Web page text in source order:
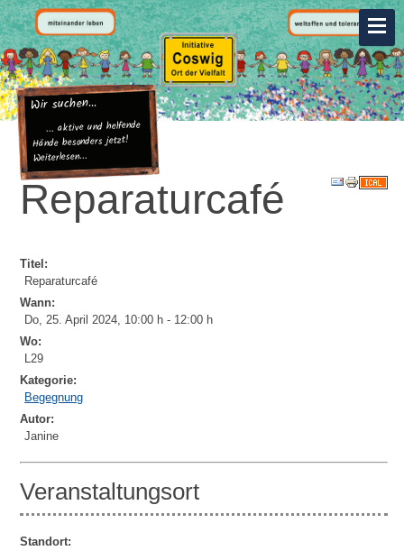
Wir suchen...
... aktive und helfende
Hände besonders jetzt!
Weiterlesen...
Reparaturcafé
Titel:
Reparaturcafé
Wann:
Do, 25. April 2024, 10:00 h - 12:00 h
Wo:
L29
Kategorie:
Begegnung
Autor:
Janine
Veranstaltungsort
Standort: